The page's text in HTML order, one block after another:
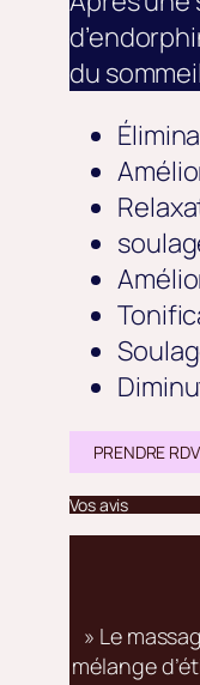
du
PRENDRE RDV
Vos avis
» Le
mélange